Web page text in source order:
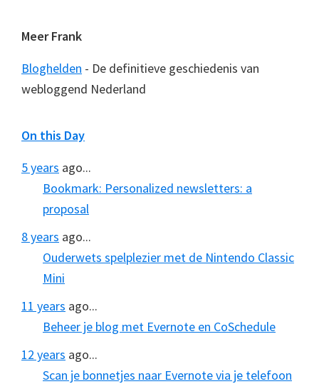
Meer Frank
Bloghelden - De definitieve geschiedenis van
webloggend Nederland
On this Day
5 years ago...
Bookmark: Personalized newsletters: a
proposal
8 years ago...
Ouderwets spelplezier met de Nintendo Classic
Mini
11 years ago...
Beheer je blog met Evernote en CoSchedule
12 years ago...
Scan je bonnetjes naar Evernote via je telefoon